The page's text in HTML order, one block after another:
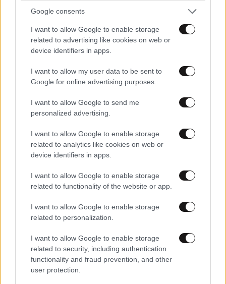
Google consents
I want to allow Google to enable storage
related to advertising like cookies on web or
device identifiers in apps.
I want to allow my user data to be sent to
Google for online advertising purposes.
I want to allow Google to send me
personalized advertising.
I want to allow Google to enable storage
related to analytics like cookies on web or
device identifiers in apps.
I want to allow Google to enable storage
related to functionality of the website or app.
I want to allow Google to enable storage
related to personalization.
I want to allow Google to enable storage
related to security, including authentication
functionality and fraud prevention, and other
user protection.